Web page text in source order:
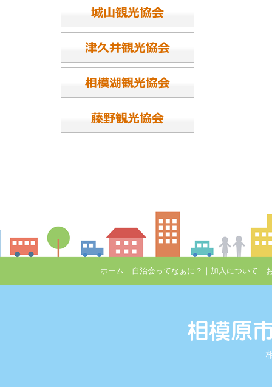
ホーム ｜ 自治会ってなぁに？ ｜ 加入について ｜